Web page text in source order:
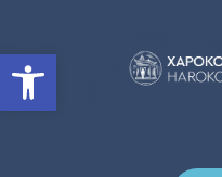
Ανοίξτε τη